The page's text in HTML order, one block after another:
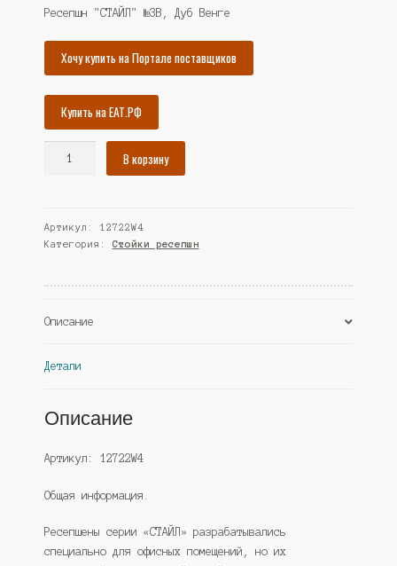
составляла
46281₽.
42721₽.
Ресепшн "СТАЙЛ" №3В, Дуб Венге
Хочу купить на Портале поставщиков
Купить на ЕАТ.РФ
№3В,
Дуб
(Westcom)
В корзину
Артикул:12722W4
Категория: Стойки ресепшн
Описание
Детали
Описание
Артикул: 12722W4
Общая информация.
Ресепшены серии «СТАЙЛ» разрабатывались
специально для офисных помещений, но их